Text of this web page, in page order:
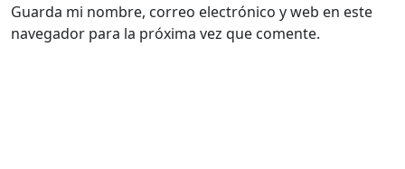
Guarda mi nombre, correo electrónico y web en este
navegador para la próxima vez que comente.